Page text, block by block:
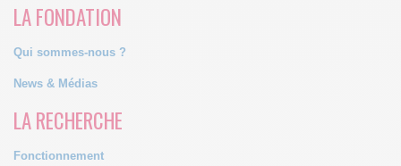
LA FONDATION
Qui sommes-nous ?
News & Médias
LA RECHERCHE
Fonctionnement